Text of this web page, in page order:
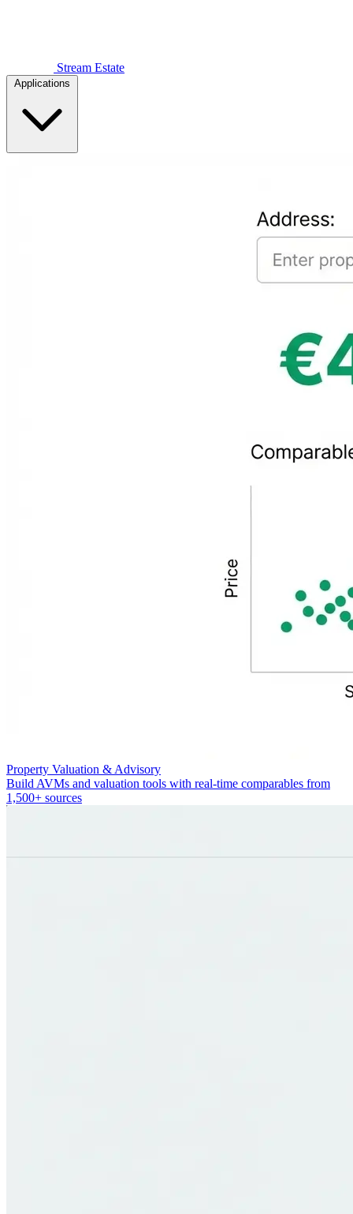
Stream Estate
Applications
Property Valuation & Advisory
Build AVMs and valuation tools with real-time comparables from
1,500+ sources